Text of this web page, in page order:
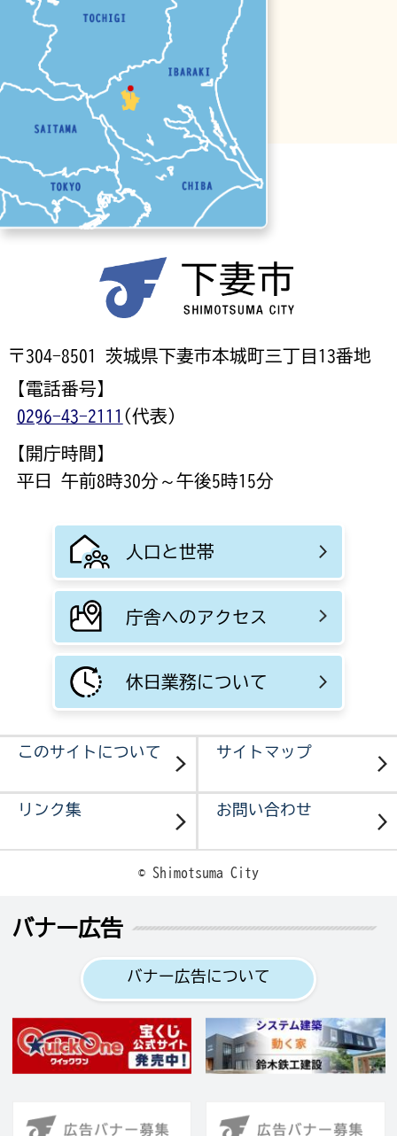
〒304-8501 茨城県下妻市本城町三丁目13番地
【電話番号】
0296-43-2111 (代表)
【開庁時間】
平日 午前8時30分～午後5時15分
人口と世帯
庁舎へのアクセス
休日業務について
このサイトについて サイトマップ
リンク集 お問い合わせ
© Shimotsuma City
バナー広告
バナー広告について